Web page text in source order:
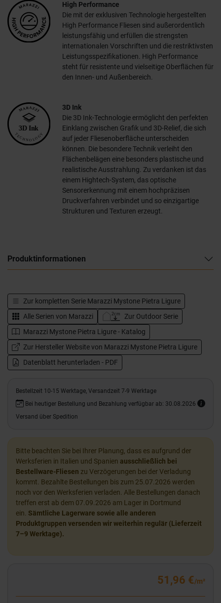
High Performance
Die mit der exklusiven Technologie hergestellten
High Performance Fliesen sind außerordentlich
leistungsfähig und erfüllen die strengsten
internationalen Vorschriften und die restriktivsten
Leistungsspezifikationen. High Performance
steht für resistente und vielseitige Oberflächen für
den Innen- und Außenbereich.
3D Ink
Die 3D Ink-Technologie ermöglicht den perfekten
Einklang zwischen Grafik und 3D-Relief, die sich
auf jeder Fliesenoberfläche unterscheiden
können. Die besondere Technik verleiht den
Flächenbelägen eine besonders plastische und
realistische Ausstrahlung. Zu verdanken ist das
einem Hightech-System, das optische
Sensorerkennung mit einem hochpräzisen
Druckverfahren verbindet und so einzigartige
Strukturen und Texturen erzeugt.
Produktinformationen
Zur kompletten Serie Marazzi Mystone Pietra Ligure
Alle Serien von Marazzi
Zur Outdoor Serie
Marazzi Mystone Pietra Ligure - Katalog
Zur Hersteller Website von Marazzi Mystone Pietra Ligure
Datenblatt herunterladen - PDF
Bestellzeit 10-15 Werktage, Versandzeit 7-9 Werktage
Bei heutiger Bestellung und Bezahlung verfügbar ab: 30.08.2026
Versand über Spedition
Bitte beachten Sie bei Ihrer Planung, dass es aufgrund der
Werksferien in Italien und Spanien ausschließlich bei
Bestellware-Fliesen zu Verzögerungen bei der Verladung
kommt. Bezahlte Bestellungen bis zum 25.07.2026 werden
noch vor den Werksferien verladen. Alle Bestellungen danach
treffen erst ab dem 07.09.2026 am Lager in Dortmund
ein. Sämtliche Lagerware sowie alle anderen
Produktgruppen versenden wir weiterhin regulär (Lieferzeit
7–9 Werktage).
51,96 €/m²